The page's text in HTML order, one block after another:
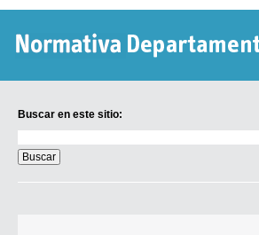
Buscar en este sitio:
en
este
sitio: